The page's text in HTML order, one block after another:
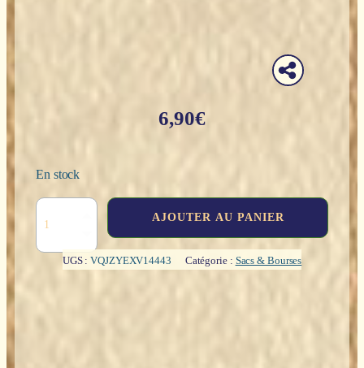
6,90€
En stock
AJOUTER AU PANIER
UGS :VQJZYEXV14443 Catégorie : Sacs & Bourses